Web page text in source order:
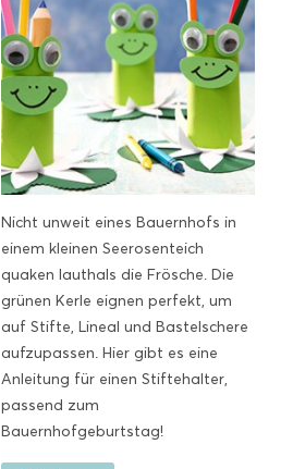
Nicht unweit eines Bauernhofs in
einem kleinen Seerosenteich
quaken lauthals die Frösche. Die
grünen Kerle eignen perfekt, um
auf Stifte, Lineal und Bastelschere
aufzupassen. Hier gibt es eine
Anleitung für einen Stiftehalter,
passend zum
Bauernhofgeburtstag!